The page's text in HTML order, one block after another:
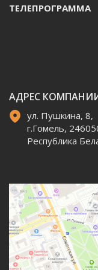
ТЕЛЕПРОГРАММА
АДРЕС
ул. Пушкина, 8,
г.Гомель,
Республика